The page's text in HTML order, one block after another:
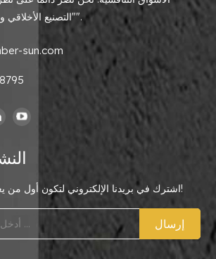
"التصنيع الأخلاقي والجودة غير المساومة".
sun.com
اشترك في بريدنا الإلكتروني لتكون أول من يعرف عروضنا الخاصة!
إرسال